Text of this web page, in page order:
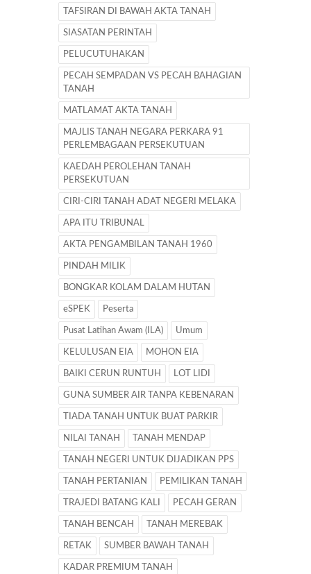
TAFSIRAN DI BAWAH AKTA TANAH
SIASATAN PERINTAH
PELUCUTUHAKAN
PECAH SEMPADAN VS PECAH BAHAGIAN
TANAH
MATLAMAT AKTA TANAH
MAJLIS TANAH NEGARA PERKARA 91
PERLEMBAGAAN PERSEKUTUAN
KAEDAH PEROLEHAN TANAH
PERSEKUTUAN
CIRI-CIRI TANAH ADAT NEGERI MELAKA
APA ITU TRIBUNAL
AKTA PENGAMBILAN TANAH 1960
PINDAH MILIK
BONGKAR KOLAM DALAM HUTAN
eSPEK Peserta
Pusat Latihan Awam (ILA) Umum
KELULUSAN EIA MOHON EIA
BAIKI CERUN RUNTUH LOT LIDI
GUNA SUMBER AIR TANPA KEBENARAN
TIADA TANAH UNTUK BUAT PARKIR
NILAI TANAH TANAH MENDAP
TANAH NEGERI UNTUK DIJADIKAN PPS
TANAH PERTANIAN PEMILIKAN TANAH
TRAJEDI BATANG KALI PECAH GERAN
TANAH BENCAH TANAH MEREBAK
RETAK SUMBER BAWAH TANAH
KADAR PREMIUM TANAH